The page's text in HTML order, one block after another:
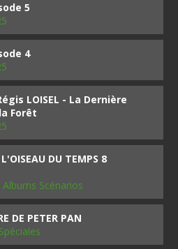
5
4
LOISEL - La Dernière
Forêt
DU TEMPS 8
Scénarios
DE PETER PAN